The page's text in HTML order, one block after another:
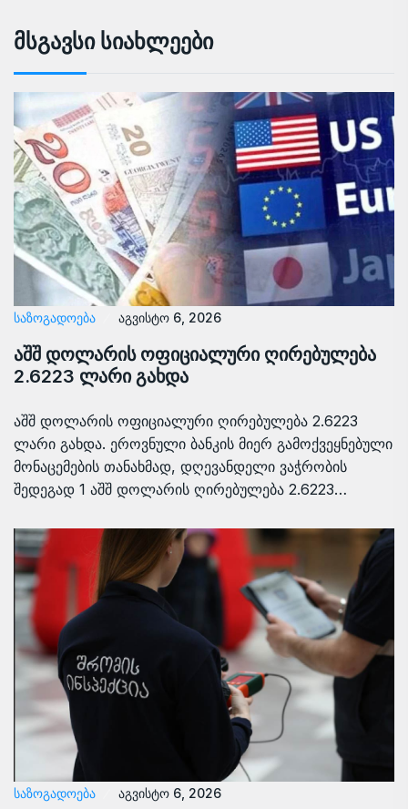
Მსგავსი Სიახლეები
ᲡᲐᲖᲝᲒᲐᲓᲝᲔᲑᲐ აგვისტო 6, 2026
აშშ დოლარის ოფიციალური ღირებულება
2.6223 ლარი გახდა
აშშ დოლარის ოფიციალური ღირებულება 2.6223
ლარი გახდა. ეროვნული ბანკის მიერ გამოქვეყნებული
მონაცემების თანახმად, დღევანდელი ვაჭრობის
შედეგად 1 აშშ დოლარის ღირებულება 2.6223…
ᲡᲐᲖᲝᲒᲐᲓᲝᲔᲑᲐ აგვისტო 6, 2026